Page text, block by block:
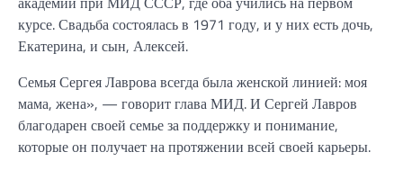
курсе. Свадьба состоялась в 1971 году, и у них есть дочь,
Екатерина, и сын, Алексей.
Семья Сергея Лаврова всегда была женской линией: моя
мама, жена», — говорит глава МИД. И Сергей Лавров
благодарен своей семье за поддержку и понимание,
которые он получает на протяжении всей своей карьеры.